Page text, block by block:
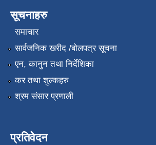
सूचनाहरु
समाचार
सार्वजनिक खरीद /बोलपत्र सूचना
एन, कानुन तथा निर्देशिका
कर तथा शुल्कहरु
श्रम संसार प्रणाली
प्रतिवेदन